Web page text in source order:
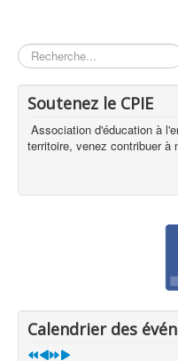
Rechercher
Soutenez le CPIE
Association d'éducation à
territoire, venez contribuer à
Calendrier des